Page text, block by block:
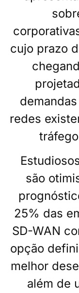
cujo prazo
redes
são
25% das
SD-WAN
opção
melhor
além de